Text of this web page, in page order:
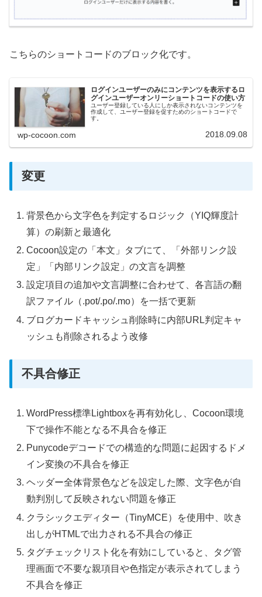
こちらのショートコードのブロック化です。
ログインユーザーのみにコンテンツを表示するロ
グインユーザーオンリーショートコードの使い方
ユーザー登録している人にしか表示されないコンテンツを
作成して、ユーザー登録を促すためのショートコードで
す。
wp-cocoon.com 2018.09.08
変更
背景色から文字色を判定するロジック（YIQ輝度計
算）の刷新と最適化
Cocoon設定の「本文」タブにて、「外部リンク設
定」「内部リンク設定」の文言を調整
設定項目の追加や文言調整に合わせて、各言語の翻
訳ファイル（.pot/.po/.mo）を一括で更新
ブログカードキャッシュ削除時に内部URL判定キャ
ッシュも削除されるよう改修
不具合修正
WordPress標準Lightboxを再有効化し、Cocoon環境
下で操作不能となる不具合を修正
Punycodeデコードでの構造的な問題に起因するドメ
イン変換の不具合を修正
ヘッダー全体背景色などを設定した際、文字色が自
動判別して反映されない問題を修正
クラシックエディター（TinyMCE）を使用中、吹き
出しがHTMLで出力される不具合の修正
タグチェックリスト化を有効にしていると、タグ管
理画面で不要な親項目や色指定が表示されてしまう
不具合を修正